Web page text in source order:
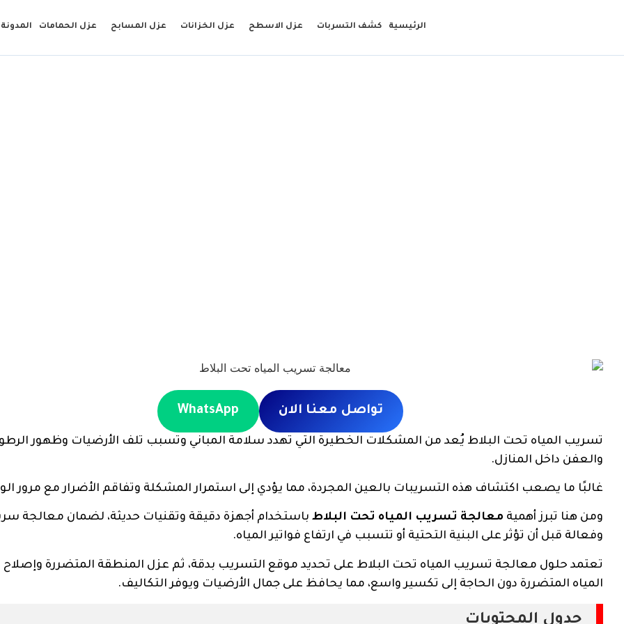
الرئيسية كشف التسربات عزل الاسطح عزل الخزانات عزل المسابح عزل الحمامات المدونة
تواصل معنا الان WhatsApp
تسريب المياه تحت البلاط يُعد من المشكلات الخطيرة التي تهدد سلامة المباني وتسبب تلف الأرضيات وظهور
والعفن داخل المنازل.
غالبًا ما يصعب اكتشاف هذه التسريبات بالعين المجردة، مما يؤدي إلى استمرار المشكلة وتفاقم الأضرار مع مرور
ومن هنا تبرز أهمية معالجة تسريب المياه تحت البلاط باستخدام أجهزة دقيقة وتقنيات حديثة، لضمان معالجة
وفعالة قبل أن تؤثر على البنية التحتية أو تتسبب في ارتفاع فواتير المياه.
تعتمد حلول معالجة تسريب المياه تحت البلاط على تحديد موقع التسريب بدقة، ثم عزل المنطقة المتضررة
المياه المتضررة دون الحاجة إلى تكسير واسع، مما يحافظ على جمال الأرضيات ويوفر التكاليف.